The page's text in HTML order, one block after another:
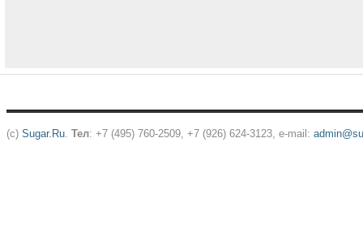
(c) Sugar.Ru Тел: +7 (495) 760-2509, +7 (926) 624-3123, e-mail: